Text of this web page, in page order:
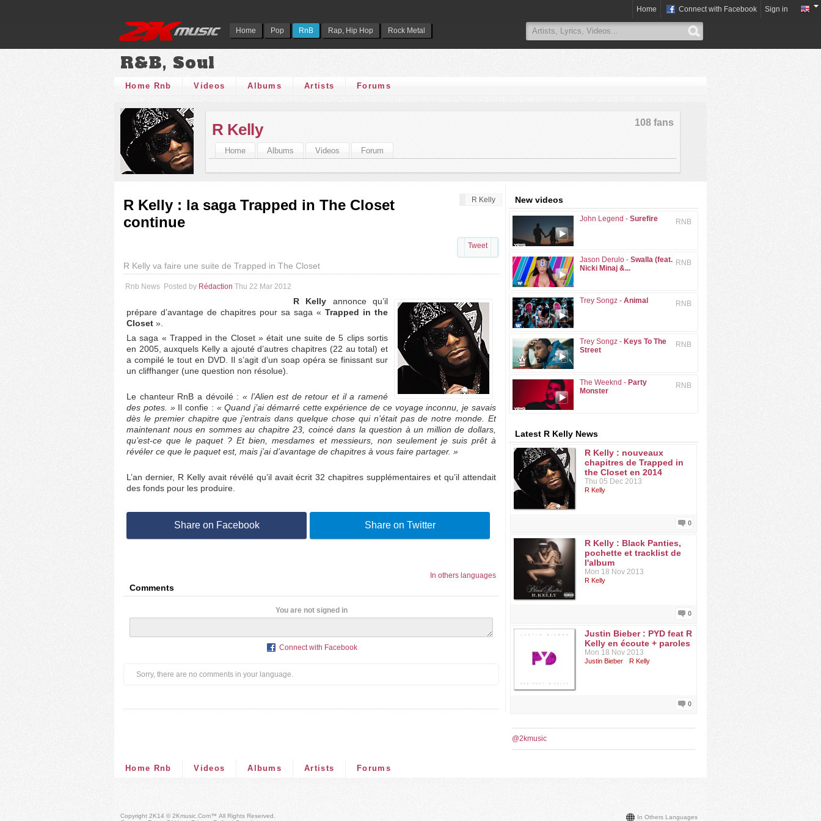
Home Pop RnB Rap, Hip Hop Rock Metal
Home Connect with Facebook Sign in
R&B, Soul
Home Rnb Videos Albums Artists Forums
108 fans
R Kelly
Home Albums Videos Forum
R Kelly
R Kelly : la saga Trapped in The Closet
continue
Tweet
R Kelly va faire une suite de Trapped in The Closet
Rnb News Posted by Rédaction Thu 22 Mar 2012
R Kelly annonce qu’il
prépare d’avantage de chapitres pour sa saga « Trapped in the
Closet ».
La saga « Trapped in the Closet » était une suite de 5 clips sortis
en 2005, auxquels Kelly a ajouté d’autres chapitres (22 au total) et
a compilé le tout en DVD. Il s’agit d’un soap opéra se finissant sur
un cliffhanger (une question non résolue).
Le chanteur RnB a dévoilé : « l’Alien est de retour et il a ramené
des potes. »Il confie : « Quand j’ai démarré cette expérience de ce voyage inconnu, je savais
dès le premier chapitre que j’entrais dans quelque chose qui n’était pas de notre monde. Et
maintenant nous en sommes au chapitre 23, coincé dans la question à un million de dollars,
qu’est-ce que le paquet ? Et bien, mesdames et messieurs, non seulement je suis prêt à
révéler ce que le paquet est, mais j’ai d’avantage de chapitres à vous faire partager. »
L’an dernier, R Kelly avait révélé qu’il avait écrit 32 chapitres supplémentaires et qu’il attendait
des fonds pour les produire.
Share on Facebook Share on Twitter
In others languages
Comments
You are not signed in
Connect with Facebook
Sorry, there are no comments in your language.
New videos
RNB
John Legend - Surefire
RNB
Jason Derulo - Swalla (feat.
Nicki Minaj &...
RNB
Trey Songz - Animal
RNB
Trey Songz - Keys To The
Street
RNB
The Weeknd - Party
Monster
Latest R Kelly News
R Kelly : nouveaux
chapitres de Trapped in
the Closet en 2014
Thu 05 Dec 2013
R Kelly
0
R Kelly : Black Panties,
pochette et tracklist de
l'album
Mon 18 Nov 2013
R Kelly
0
Justin Bieber : PYD feat R
Kelly en écoute + paroles
Mon 18 Nov 2013
Justin Bieber R Kelly
0
@2kmusic
Home Rnb Videos Albums Artists Forums
In Others Languages
Copyright 2K14 © 2Kmusic.com™ All Rights Reserved